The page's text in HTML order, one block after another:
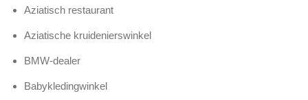
Aziatisch restaurant
Aziatische kruidenierswinkel
BMW-dealer
Babykledingwinkel